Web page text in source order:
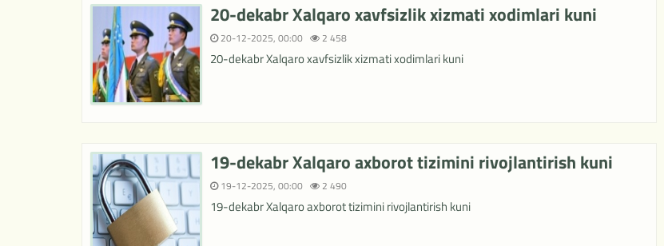
20-dekabr Xalqaro xavfsizlik xizmati xodimlari kuni
20-12-2025, 00:00 2 458
20-dekabr Xalqaro xavfsizlik xizmati xodimlari kuni
19-dekabr Xalqaro axborot tizimini rivojlantirish kuni
19-12-2025, 00:00 2 490
19-dekabr Xalqaro axborot tizimini rivojlantirish kuni